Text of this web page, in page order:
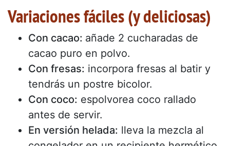
Variaciones fáciles (y deliciosas)
Con cacao: añade 2 cucharadas de
cacao puro en polvo.
Con fresas: incorpora fresas al batir y
tendrás un postre bicolor.
Con coco: espolvorea coco rallado
antes de servir.
En versión helada: lleva la mezcla al